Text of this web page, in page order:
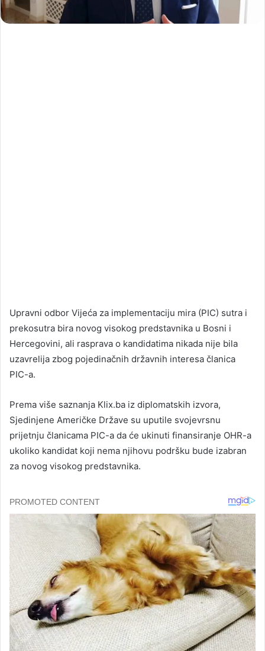
Upravni odbor Vijeća za implementaciju mira (PIC) sutra i
prekosutra bira novog visokog predstavnika u Bosni i
Hercegovini, ali rasprava o kandidatima nikada nije bila
uzavrelija zbog pojedinačnih državnih interesa članica
PIC-a.
Prema više saznanja Klix.ba iz diplomatskih izvora,
Sjedinjene Američke Države su uputile svojevrsnu
prijetnju članicama PIC-a da će ukinuti finansiranje OHR-a
ukoliko kandidat koji nema njihovu podršku bude izabran
za novog visokog predstavnika.